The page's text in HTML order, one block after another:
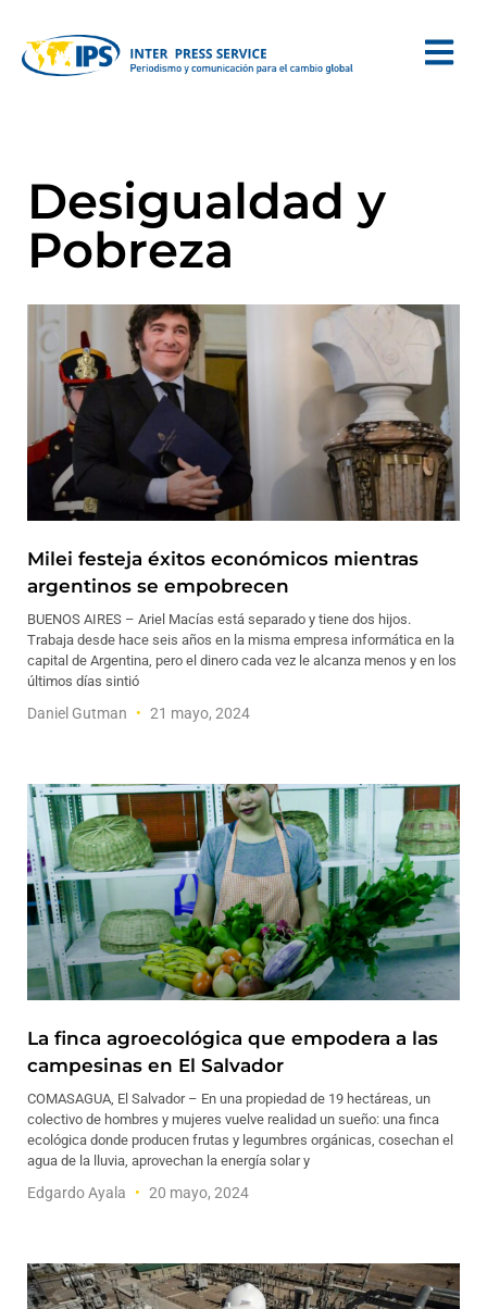
Desigualdad y
Pobreza
Milei festeja éxitos económicos mientras
argentinos se empobrecen
BUENOS AIRES – Ariel Macías está separado y tiene dos hijos.
Trabaja desde hace seis años en la misma empresa informática en la
capital de Argentina, pero el dinero cada vez le alcanza menos y en los
últimos días sintió
Daniel Gutman 21 mayo, 2024
La finca agroecológica que empodera a las
campesinas en El Salvador
COMASAGUA, El Salvador – En una propiedad de 19 hectáreas, un
colectivo de hombres y mujeres vuelve realidad un sueño: una finca
ecológica donde producen frutas y legumbres orgánicas, cosechan el
agua de la lluvia, aprovechan la energía solar y
Edgardo Ayala 20 mayo, 2024